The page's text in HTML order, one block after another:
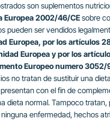
son suplementos
Europea 2002/46/CEsobre
pueden ser vendidos
Europea, por los artículos
Europea y por los
Europeo numero 3052/
no tratan de sustituir una
con el fin de
dieta normal. Tampoco tratan,
enfermedad, hechos